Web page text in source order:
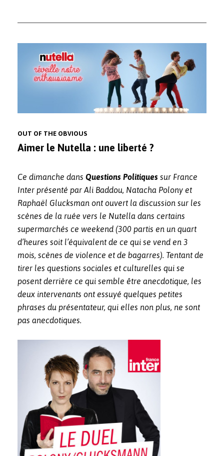
OUT OF THE OBVIOUS
Aimer le Nutella : une liberté ?
Ce dimanche dans Questions Politiques sur France
Inter présenté par Ali Baddou, Natacha Polony et
Raphaël Glucksman ont ouvert la discussion sur les
scènes de la ruée vers le Nutella dans certains
supermarchés ce weekend (300 partis en un quart
d’heures soit l’équivalent de ce qui se vend en 3
mois, scènes de violence et de bagarres). Tentant de
tirer les questions sociales et culturelles qui se
posent derrière ce qui semble être anecdotique, les
deux intervenants ont essuyé quelques petites
phrases du présentateur, qui elles non plus, ne sont
pas anecdotiques.